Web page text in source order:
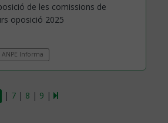
de les comissions de
oposició 2025
ANPE Informa
| 7 | 8 | 9 |